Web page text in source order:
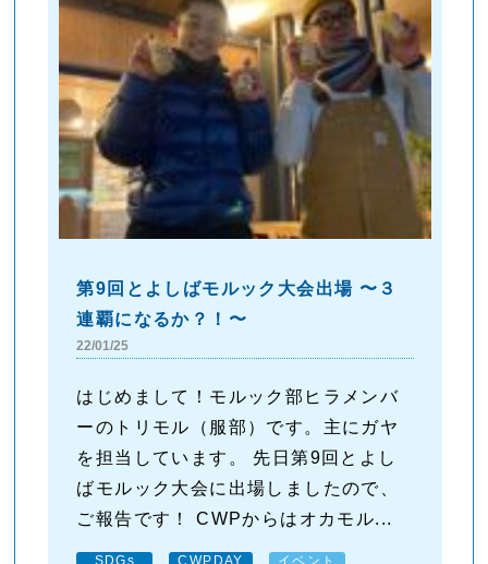
第9回とよしばモルック大会出場 〜３
連覇になるか？！〜
22/01/25
はじめまして！モルック部ヒラメンバ
ーのトリモル（服部）です。主にガヤ
を担当しています。 先日第9回とよし
ばモルック大会に出場しましたので、
ご報告です！ CWPからはオカモル...